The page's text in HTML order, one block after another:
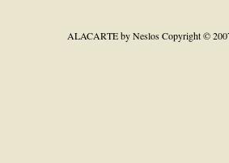
ALACARTE by NeslosCopyright ©